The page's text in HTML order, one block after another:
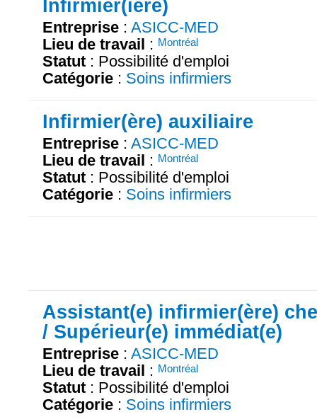
Infirmier(ière)
Entreprise : ASICC-MED
Lieu de travail : Montréal
Statut : Possibilité d'emploi
Catégorie : Soins infirmiers
Infirmier(ère) auxiliaire
Entreprise : ASICC-MED
Lieu de travail : Montréal
Statut : Possibilité d'emploi
Catégorie : Soins infirmiers
Assistant(e) infirmier(ère)
/ Supérieur(e) immédiat(e)
Entreprise : ASICC-MED
Lieu de travail : Montréal
Statut : Possibilité d'emploi
Catégorie : Soins infirmiers